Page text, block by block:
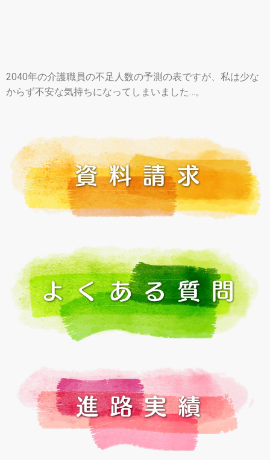
2040年の介護職員の不足人数の予測の表ですが、私は少な
からず不安な気持ちになってしまいました…。